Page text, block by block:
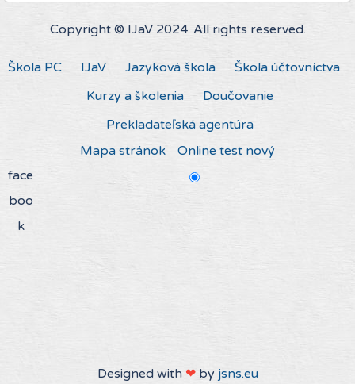
Copyright © IJaV 2024. All rights reserved.
Škola PC IJaV Jazyková škola
Škola účtovníctva
Kurzy a školenia
Doučovanie
Prekladateľská agentúra
Mapa stránok
Online test nový
face
boo
k
Designed with ❤by jsns.eu